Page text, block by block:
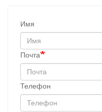
Имя
Почта
Телефон